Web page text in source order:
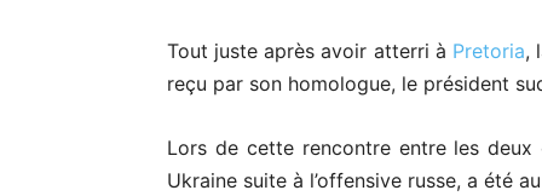
Tout juste après avoir atterri à Pretoria,
reçu par son homologue, le président
Lors de cette rencontre entre les deux
Ukraine suite à l’offensive russe, a été